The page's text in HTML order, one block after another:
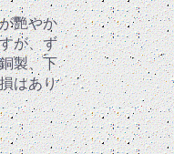
艷やか
が、ず
製、下
はあり